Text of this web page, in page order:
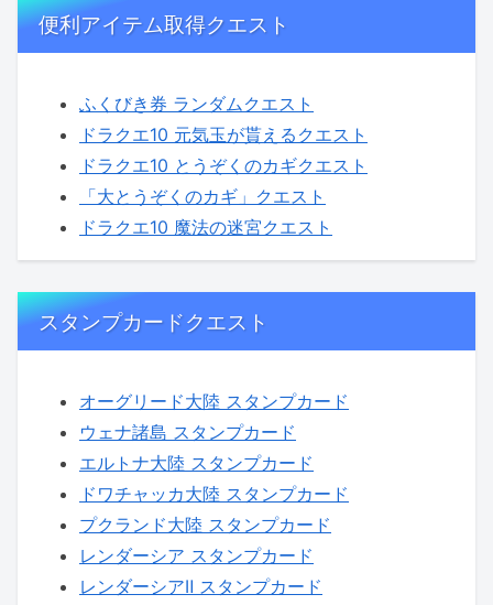
便利アイテム取得クエスト
ふくびき券 ランダムクエスト
ドラクエ10 元気玉が貰えるクエスト
ドラクエ10 とうぞくのカギクエスト
「大とうぞくのカギ」クエスト
ドラクエ10 魔法の迷宮クエスト
スタンプカードクエスト
オーグリード大陸 スタンプカード
ウェナ諸島 スタンプカード
エルトナ大陸 スタンプカード
ドワチャッカ大陸 スタンプカード
プクランド大陸 スタンプカード
レンダーシア スタンプカード
レンダーシアⅡ スタンプカード